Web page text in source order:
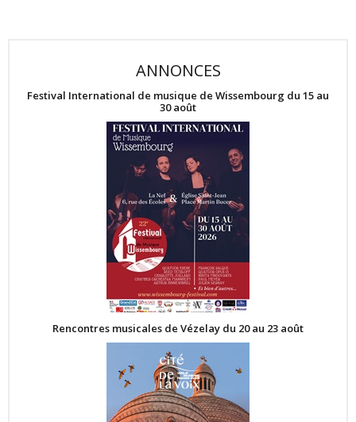
ANNONCES
Festival International de musique de Wissembourg du 15 au
30 août
Rencontres musicales de Vézelay du 20 au 23 août